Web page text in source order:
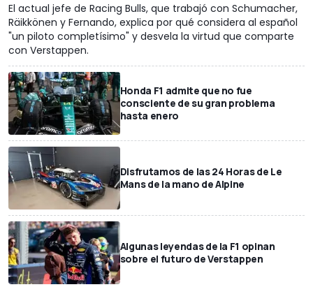
El actual jefe de Racing Bulls, que trabajó con Schumacher,
Räikkönen y Fernando, explica por qué considera al español
"un piloto completísimo" y desvela la virtud que comparte
con Verstappen.
Honda F1 admite que no fue
consciente de su gran problema
hasta enero
Disfrutamos de las 24 Horas de Le
Mans de la mano de Alpine
Algunas leyendas de la F1 opinan
sobre el futuro de Verstappen